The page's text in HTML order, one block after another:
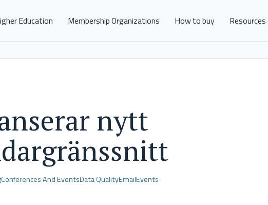
Education Membership Organizations How to buy Resources
nytt
Conferences And EventsData QualityEmailEvents